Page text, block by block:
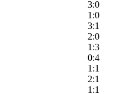
3:0
1:0
3:1
2:0
1:3
0:4
1:1
2:1
1:1